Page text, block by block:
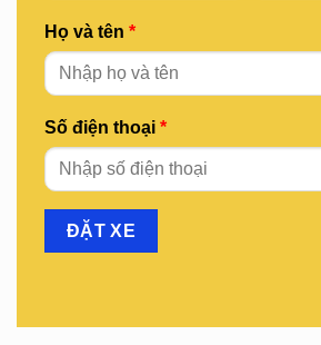
Họ và tên *
Số điện thoại *